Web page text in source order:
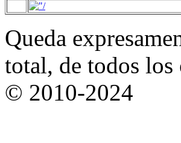
Queda
total, de todos
© 2010-2024